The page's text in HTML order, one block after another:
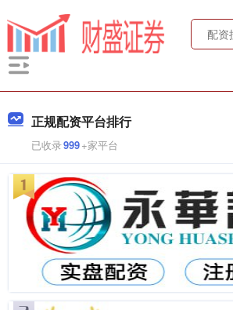
正规配资平台排行
已收录999+家平台